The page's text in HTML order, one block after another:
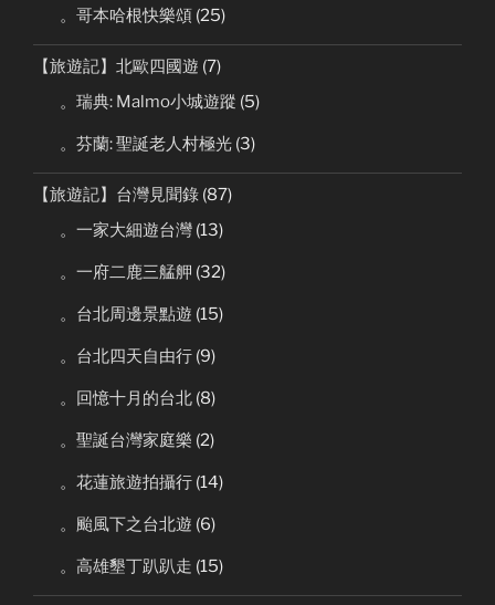
。哥本哈根快樂頌 (25)
【旅遊記】北歐四國遊 (7)
。瑞典: Malmo小城遊蹤 (5)
。芬蘭: 聖誕老人村極光 (3)
【旅遊記】台灣見聞錄 (87)
。一家大細遊台灣 (13)
。一府二鹿三艋舺 (32)
。台北周邊景點遊 (15)
。台北四天自由行 (9)
。回憶十月的台北 (8)
。聖誕台灣家庭樂 (2)
。花蓮旅遊拍攝行 (14)
。颱風下之台北遊 (6)
。高雄墾丁趴趴走 (15)